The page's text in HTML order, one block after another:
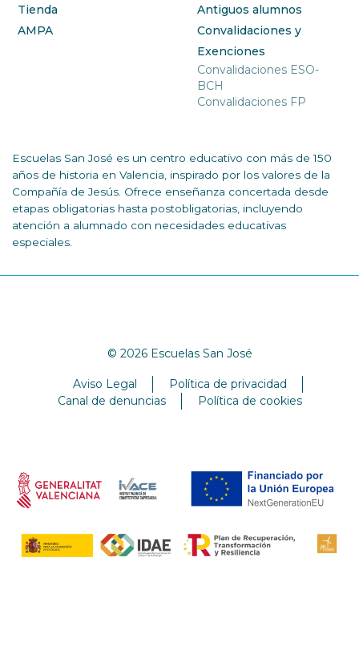
Tienda
AMPA
Antiguos alumnos
Convalidaciones y
Exenciones
Convalidaciones ESO-
BCH
Convalidaciones FP
Escuelas San José es un centro educativo con más de 150
años de historia en Valencia, inspirado por los valores de la
Compañía de Jesús. Ofrece enseñanza concertada desde
etapas obligatorias hasta postobligatorias, incluyendo
atención a alumnado con necesidades educativas
especiales.
© 2026 Escuelas San José
Aviso Legal
Política de privacidad
Canal de denuncias
Política de cookies